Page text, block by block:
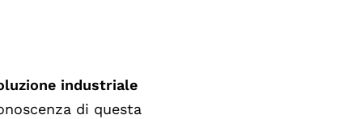
industriale
di questa